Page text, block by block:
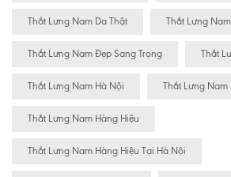
Thắt Lưng Nam Da Thật Thắt Lưng
Thắt Lưng Nam Đẹp Sang Trọng Thắt
Thắt Lưng Nam Hà Nội Thắt Lưng Nam
Thắt Lưng Nam Hàng Hiệu
Thắt Lưng Nam Hàng Hiệu Tại Hà Nội